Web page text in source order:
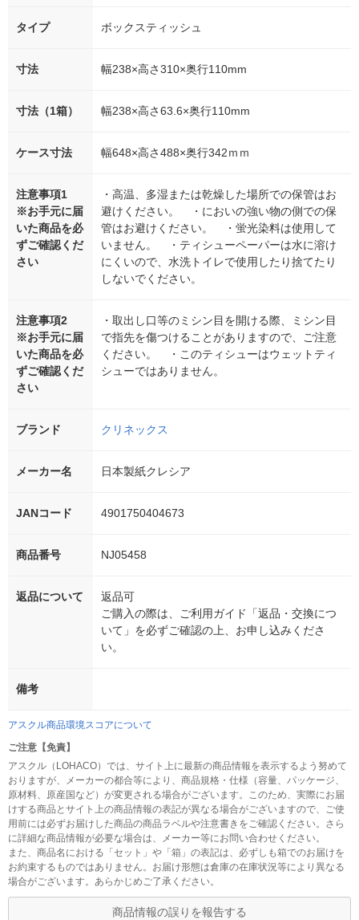
タイプ ボックスティッシュ
寸法 幅238×高さ310×奥行110mm
寸法（1箱） 幅238×高さ63.6×奥行110mm
ケース寸法 幅648×高さ488×奥行342ｍｍ
注意事項1
※お手元に届
いた商品を必
ずご確認くだ
さい
・高温、多湿または乾燥した場所での保管はお
避けください。 ・においの強い物の側での保
管はお避けください。 ・蛍光染料は使用して
いません。 ・ティシューペーパーは水に溶け
にくいので、水洗トイレで使用したり捨てたり
しないでください。
注意事項2
※お手元に届
いた商品を必
ずご確認くだ
さい
・取出し口等のミシン目を開ける際、ミシン目
で指先を傷つけることがありますので、ご注意
ください。 ・このティシューはウェットティ
シューではありません。
ブランド クリネックス
メーカー名 日本製紙クレシア
JANコード 4901750404673
商品番号 NJ05458
返品について
返品可
ご購入の際は、ご利用ガイド「返品・交換につ
いて」を必ずご確認の上、お申し込みくださ
い。
備考
アスクル商品環境スコアについて
ご注意【免責】
アスクル（LOHACO）では、サイト上に最新の商品情報を表示するよう努めて
おりますが、メーカーの都合等により、商品規格・仕様（容量、パッケージ、
原材料、原産国など）が変更される場合がございます。このため、実際にお届
けする商品とサイト上の商品情報の表記が異なる場合がございますので、ご使
用前には必ずお届けした商品の商品ラベルや注意書きをご確認ください。さら
に詳細な商品情報が必要な場合は、メーカー等にお問い合わせください。
また、商品名における「セット」や「箱」の表記は、必ずしも箱でのお届けを
お約束するものではありません。お届け形態は倉庫の在庫状況等により異なる
場合がございます。あらかじめご了承ください。
商品情報の誤りを報告する